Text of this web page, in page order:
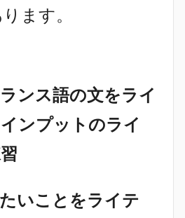
ます。
ンス語の文をライ
ンプットのライ
いことをライテ